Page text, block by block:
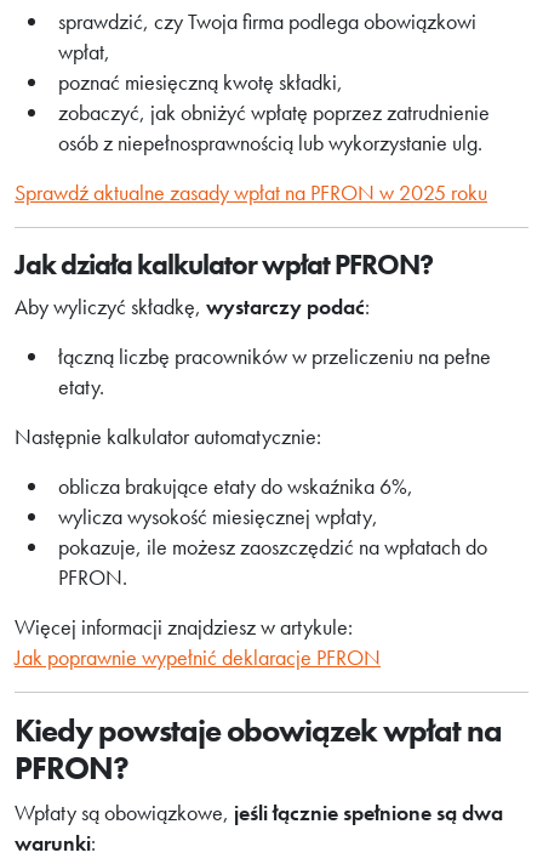
sprawdzić, czy Twoja firma podlega obowiązkowi
wpłat,
poznać miesięczną kwotę składki,
zobaczyć, jak obniżyć wpłatę poprzez zatrudnienie
osób z niepełnosprawnością lub wykorzystanie ulg.
Sprawdź aktualne zasady wpłat na PFRON w 2025 roku
Jak działa kalkulator wpłat PFRON?
Aby wyliczyć składkę, wystarczy podać:
łączną liczbę pracowników w przeliczeniu na pełne
etaty.
Następnie kalkulator automatycznie:
oblicza brakujące etaty do wskaźnika 6%,
wylicza wysokość miesięcznej wpłaty,
pokazuje, ile możesz zaoszczędzić na wpłatach do
PFRON.
Więcej informacji znajdziesz w artykule:
Jak poprawnie wypełnić deklaracje PFRON
Kiedy powstaje obowiązek wpłat na
PFRON?
Wpłaty są obowiązkowe, jeśli łącznie spełnione są dwa
warunki: